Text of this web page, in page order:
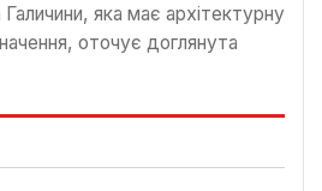
яка має архітектурну
оточує доглянута